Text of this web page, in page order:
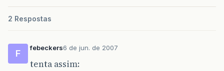
2 Respostas
F
febeckers6 de jun. de 2007
tenta assim: